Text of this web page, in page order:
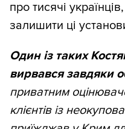
про тисячі
залишити ці
Один із таких
вирвався завдяки
приватним
клієнтів із